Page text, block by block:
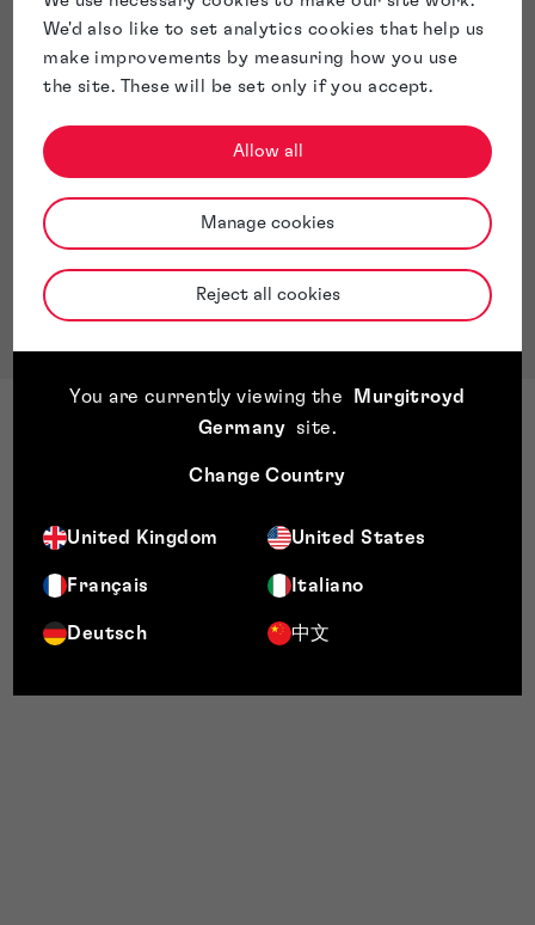
We'd also like to set analytics cookies that help us
make improvements by measuring how you use
the site. These will be set only if you accept.
Allow all
Manage cookies
Reject all cookies
You are currently viewing the
Murgitroyd
Germany
site.
Change Country
United Kingdom United States
Français Italiano
Deutsch 中文